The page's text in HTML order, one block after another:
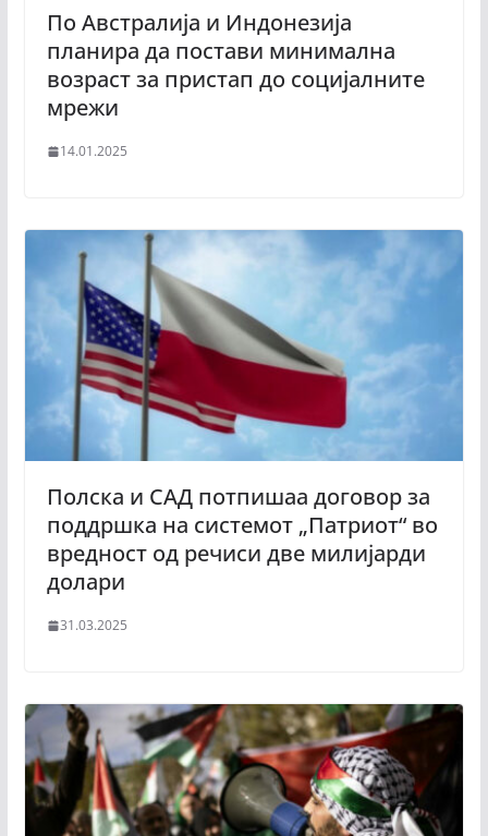
По Австралија и Индонезија
планира да постави минимална
возраст за пристап до социјалните
мрежи
14.01.2025
Полска и САД потпишаа договор за
поддршка на системот „Патриот“ во
вредност од речиси две милијарди
долари
31.03.2025